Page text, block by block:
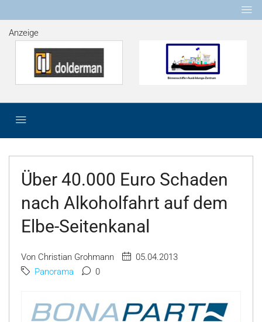
Anzeige
Über 40.000 Euro Schaden
nach Alkoholfahrt auf dem
Elbe-Seitenkanal
Von Christian Grohmann
05.04.2013
Panorama
0